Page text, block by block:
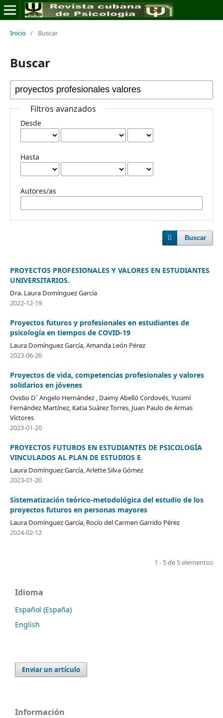
Inicio / Buscar
Buscar
Filtros avanzados
Desde
Hasta
Autores/as
Buscar
PROYECTOS PROFESIONALES Y VALORES EN ESTUDIANTES
UNIVERSITARIOS.
Dra. Laura Domínguez García
2022-12-19
Proyectos futuros y profesionales en estudiantes de
psicología en tiempos de COVID-19
Laura Domínguez García, Amanda León Pérez
2023-06-26
Proyectos de vida, competencias profesionales y valores
solidarios en jóvenes
Ovidio D´ Angelo Hernández , Daimy Abelló Cordovés, Yusimí
Fernández Martínez, Katia Suárez Torres, Juan Paulo de Armas
Víctores
2023-01-20
PROYECTOS FUTUROS EN ESTUDIANTES DE PSICOLOGÍA
VINCULADOS AL PLAN DE ESTUDIOS E
Laura Domínguez García, Arlette Silva Gómez
2023-01-20
Sistematización teórico-metodológica del estudio de los
proyectos futuros en personas mayores
Laura Domínguez García, Rocío del Carmen Garrido Pérez
2024-02-12
1 - 5 de 5 elementos
Idioma
Español (España)
English
Enviar un artículo
Información